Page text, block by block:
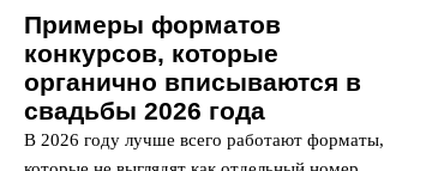
Примеры форматов
конкурсов, которые
органично вписываются в
свадьбы 2026 года
В 2026 году лучше всего работают форматы,